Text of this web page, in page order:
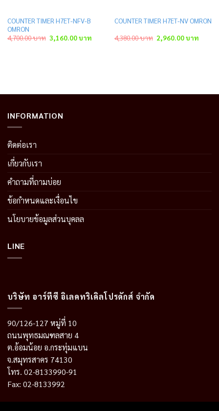
COUNTER TIMER H7ET-NFV-B
OMRON
4,700.00บาท Original
price
3,160.00บาทCurrent
price
COUNTER TIMER H7ET-NV OMRON
4,380.00บาท Original
price
2,960.00บาท
price
INFORMATION
ติดต่อเรา
เกี่ยวกับเรา
คำถามที่ถามบ่อย
ข้อกำหนดและเงื่อนไข
นโยบายข้อมูลส่วนบุคลล
LINE
บริษัท อาร์ทีซี อิเลคทริเคิลโปรดักส์ จำกัด
90/126-127 หมู่ที่ 10
ถนนพุทธมณฑลสาย 4
ต.อ้อมน้อย อ.กระทุ่มแบน
จ.สมุทรสาคร 74130
โทร. 02-8133990-91
Fax: 02-8133992